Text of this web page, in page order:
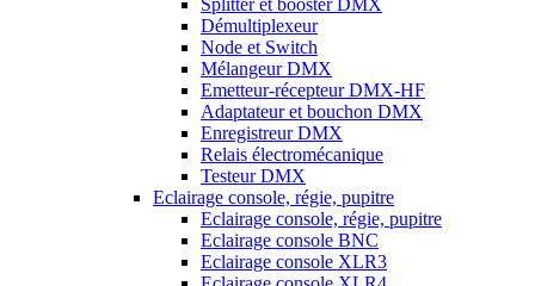
Splitter et booster DMX
Démultiplexeur
Node et Switch
Mélangeur DMX
Emetteur-récepteur DMX-HF
Adaptateur et bouchon DMX
Enregistreur DMX
Relais électromécanique
Testeur DMX
Eclairage console, régie, pupitre
Eclairage console, régie, pupitre
Eclairage console BNC
Eclairage console XLR3